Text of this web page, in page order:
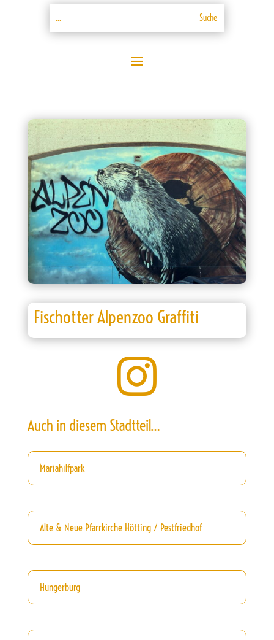
Fischotter Alpenzoo Graffiti

Auch in diesem Stadtteil…
Mariahilfpark
Alte & Neue Pfarrkirche Hötting / Pestfriedhof
Hungerburg